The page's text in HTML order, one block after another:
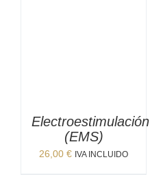
Electroestimulación
(EMS)
26,00 € IVA INCLUIDO